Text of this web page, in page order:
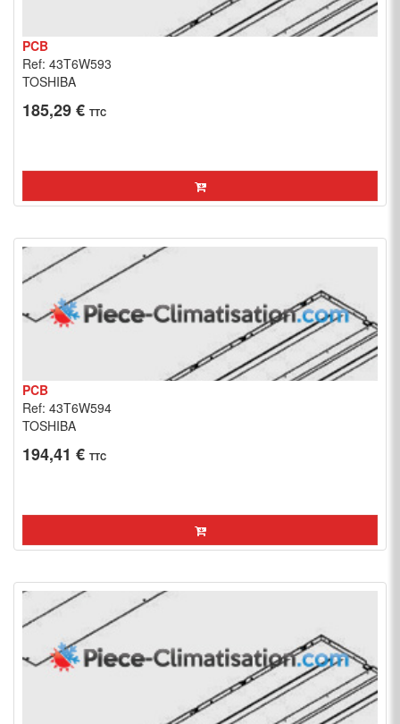
PCB
Ref: 43T6W593
TOSHIBA
185,29 € TTC
PCB
Ref: 43T6W594
TOSHIBA
194,41 € TTC